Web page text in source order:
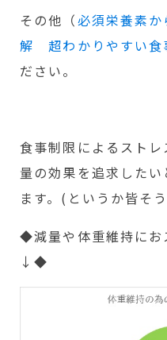
その他（必須栄養素
解 超わかりやすい食
ださい。
食事制限によるスト
量の効果を追求した
ます。(というか皆そ
◆減量や体重維持にお
↓◆